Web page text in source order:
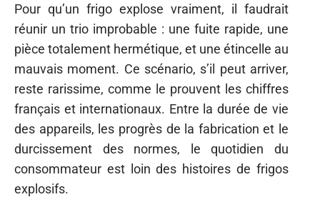
Pour qu’un frigo explose vraiment, il faudrait
réunir un trio improbable : une fuite rapide, une
pièce totalement hermétique, et une étincelle au
mauvais moment. Ce scénario, s’il peut arriver,
reste rarissime, comme le prouvent les chiffres
français et internationaux. Entre la durée de vie
des appareils, les progrès de la fabrication et le
durcissement des normes, le quotidien du
consommateur est loin des histoires de frigos
explosifs.